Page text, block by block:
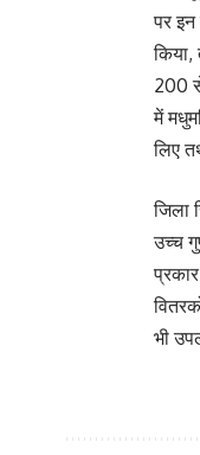
पर इन
किया,
200
में
लिए
जिला
उच्च
भी